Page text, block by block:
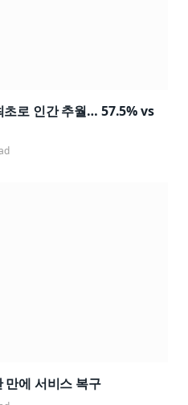
초로 인간 추월… 57.5% vs
만에 서비스 복구